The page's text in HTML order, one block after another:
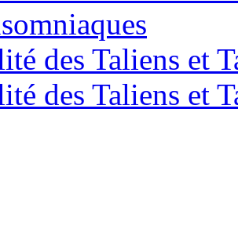
des Taliens et
des Taliens et